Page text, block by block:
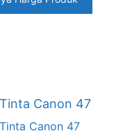
Tinta Canon 47